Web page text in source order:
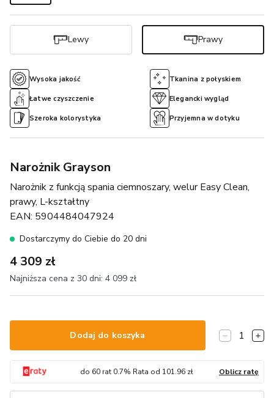
Narożnik Grayson
Narożnik z funkcją spania ciemnoszary, welur Easy Clean,
prawy, L-kształtny
EAN: 5904484047924
Dostarczymy do Ciebie do 20 dni
4 309 zł
Najniższa cena z 30 dni: 4 099 zł
Wysoka jakość Tkanina z połyskiem
Łatwe czyszczenie Elegancki wygląd
Szeroka kolorystyka Przyjemna w dotyku
Lewy Prawy
Dodaj do koszyka 1
do 60rat 0.7% Rata od 101.96zł Oblicz ratę